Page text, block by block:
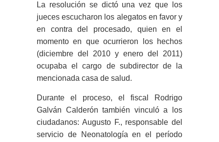
La resolución se dictó una vez que los
jueces escucharon los alegatos en favor y
en contra del procesado, quien en el
momento en que ocurrieron los hechos
(diciembre del 2010 y enero del 2011)
ocupaba el cargo de subdirector de la
mencionada casa de salud.
Durante el proceso, el fiscal Rodrigo
Galván Calderón también vinculó a los
ciudadanos: Augusto F., responsable del
servicio de Neonatología en el período